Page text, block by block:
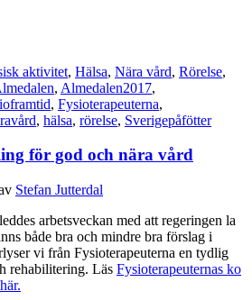
aktivitet, Hälsa, Nära vård, Rörelse,
, Almedalen2017,
, Fysioterapeuterna,
, hälsa, rörelse, Sverigepåfötter
för god och nära vård
Stefan Jutterdal
arbetsveckan med att regeringen la
både bra och mindre bra förslag i
vi från Fysioterapeuterna en tydlig
rehabilitering. Läs Fysioterapeuternas ko